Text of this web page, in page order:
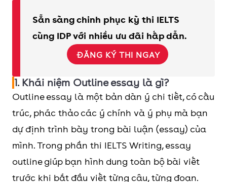
Bước 4: Kiểm tra lại bài viết
Mỗi dạng bài trong phần thi IELTS Writing
Task 2 đều có những yêu cầu và cấu trúc
từng dạng sẽ giúp bạn tối ưu hóa điểm số
cho tiêu chí chấm điểm IELTS Writing.
Sẵn sàng chinh phục kỳ thi IELTS
cùng IDP với nhiều ưu đãi hấp dẫn.
ĐĂNG KÝ THI NGAY
1. Khái niệm Outline essay là gì?
Outline essay là một bản dàn ý chi tiết, có cấu
trúc, phác thảo các ý chính và ý phụ mà bạn
dự định trình bày trong bài luận (essay) của
mình. Trong phần thi IELTS Writing, essay
outline giúp bạn hình dung toàn bộ bài viết
trước khi bắt đầu viết từng câu, từng đoạn.